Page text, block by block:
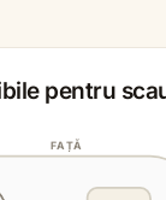
pentru
FAȚĂ